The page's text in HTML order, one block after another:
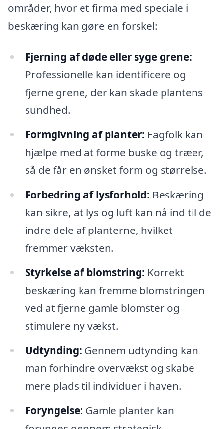
områder, hvor et firma med speciale i
beskæring kan gøre en forskel:
Fjerning af døde eller syge grene:
Professionelle kan identificere og
fjerne grene, der kan skade plantens
sundhed.
Formgivning af planter: Fagfolk kan
hjælpe med at forme buske og træer,
så de får en ønsket form og størrelse.
Forbedring af lysforhold: Beskæring
kan sikre, at lys og luft kan nå ind til de
indre dele af planterne, hvilket
fremmer væksten.
Styrkelse af blomstring: Korrekt
beskæring kan fremme blomstringen
ved at fjerne gamle blomster og
stimulere ny vækst.
Udtynding: Gennem udtynding kan
man forhindre overvækst og skabe
mere plads til individuer i haven.
Foryngelse: Gamle planter kan